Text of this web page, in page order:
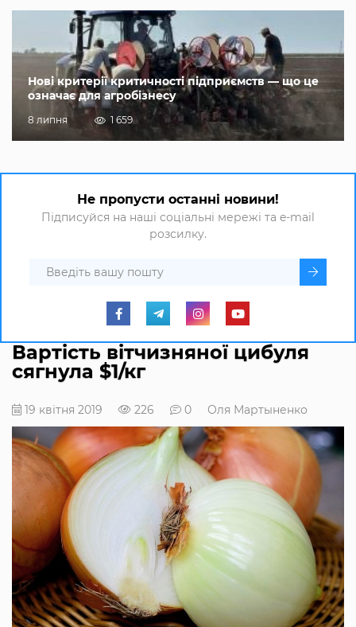
Нові критерії критичності підприємств — що це
означає для агробізнесу
8 липня 1 659
Не пропусти останні новини!
Підписуйся на наші соціальні мережі та e-mail
розсилку.
Вартість вітчизняної цибуля
сягнула $1/кг
19 квітня 2019 226 0 Оля Мартыненко